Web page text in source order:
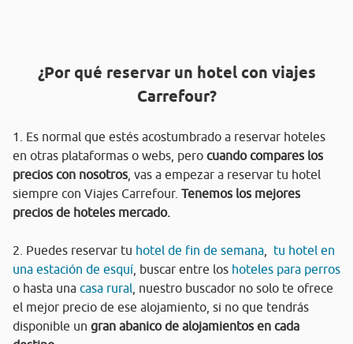
¿Por qué reservar un hotel con viajes
Carrefour?
1. Es normal que estés acostumbrado a reservar hoteles
en otras plataformas o webs, pero cuando compares los
precios con nosotros, vas a empezar a reservar tu hotel
siempre con Viajes Carrefour. Tenemos los mejores
precios de hoteles mercado.
2. Puedes reservar tu hotel de fin de semana
tu hotel en
una estación de esquí , buscar entre los hoteles para perros
o hasta una casa rural , nuestro buscador no solo te ofrece
el mejor precio de ese alojamiento, si no que tendrás
disponible un gran abanico de alojamientos en cada